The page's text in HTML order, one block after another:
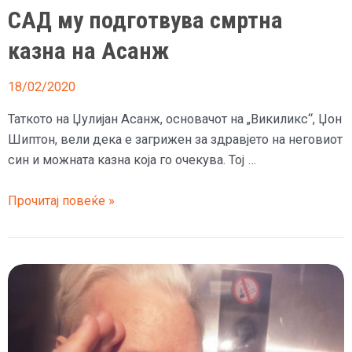
САД му подготвува смртна
казна на Асанж
18/02/2020
Таткото на Џулијан Асанж, основачот на „Викиликс“, Џон
Шиптон, вели дека е загрижен за здравјето на неговиот
син и можната казна која го очекува. Тој …
САД
подготвува
смртна
казна
Прочитај повеќе »